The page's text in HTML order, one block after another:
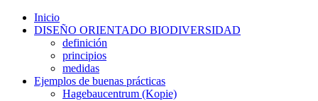
Inicio
DISEÑO ORIENTADO BIODIVERSIDAD
definición
principios
medidas
Ejemplos de buenas prácticas
Hagebaucentrum (Kopie)